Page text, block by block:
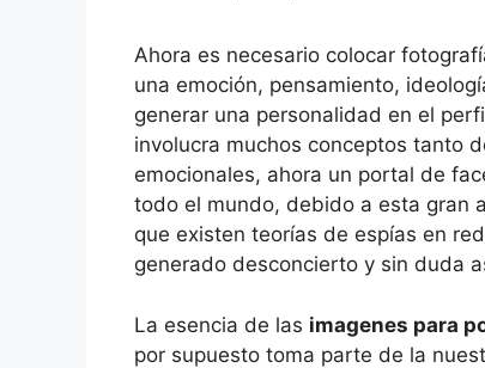
Ahora es necesario colocar
una emoción, pensamiento,
generar una personalidad en el
involucra muchos conceptos tanto
emocionales, ahora un portal de
todo el mundo, debido a esta gran
que existen teorías de espías en
generado desconcierto y sin duda
La esencia de las imagenes para
por supuesto toma parte de la